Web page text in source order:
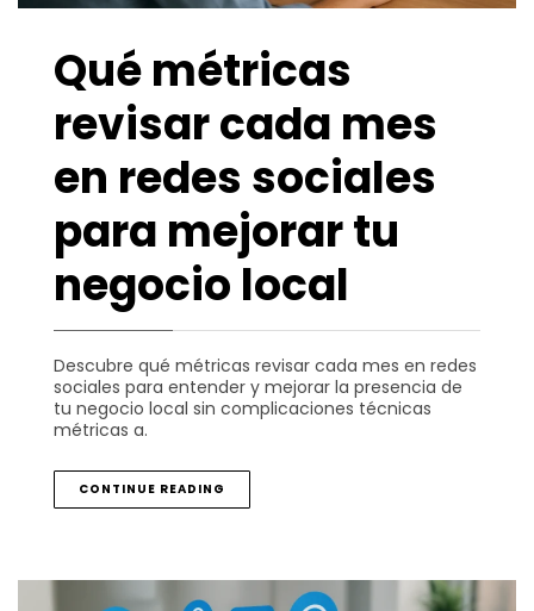
Qué métricas
revisar cada mes
en redes sociales
para mejorar tu
negocio local
Descubre qué métricas revisar cada mes en redes
sociales para entender y mejorar la presencia de
tu negocio local sin complicaciones técnicas
métricas a.
CONTINUE READING